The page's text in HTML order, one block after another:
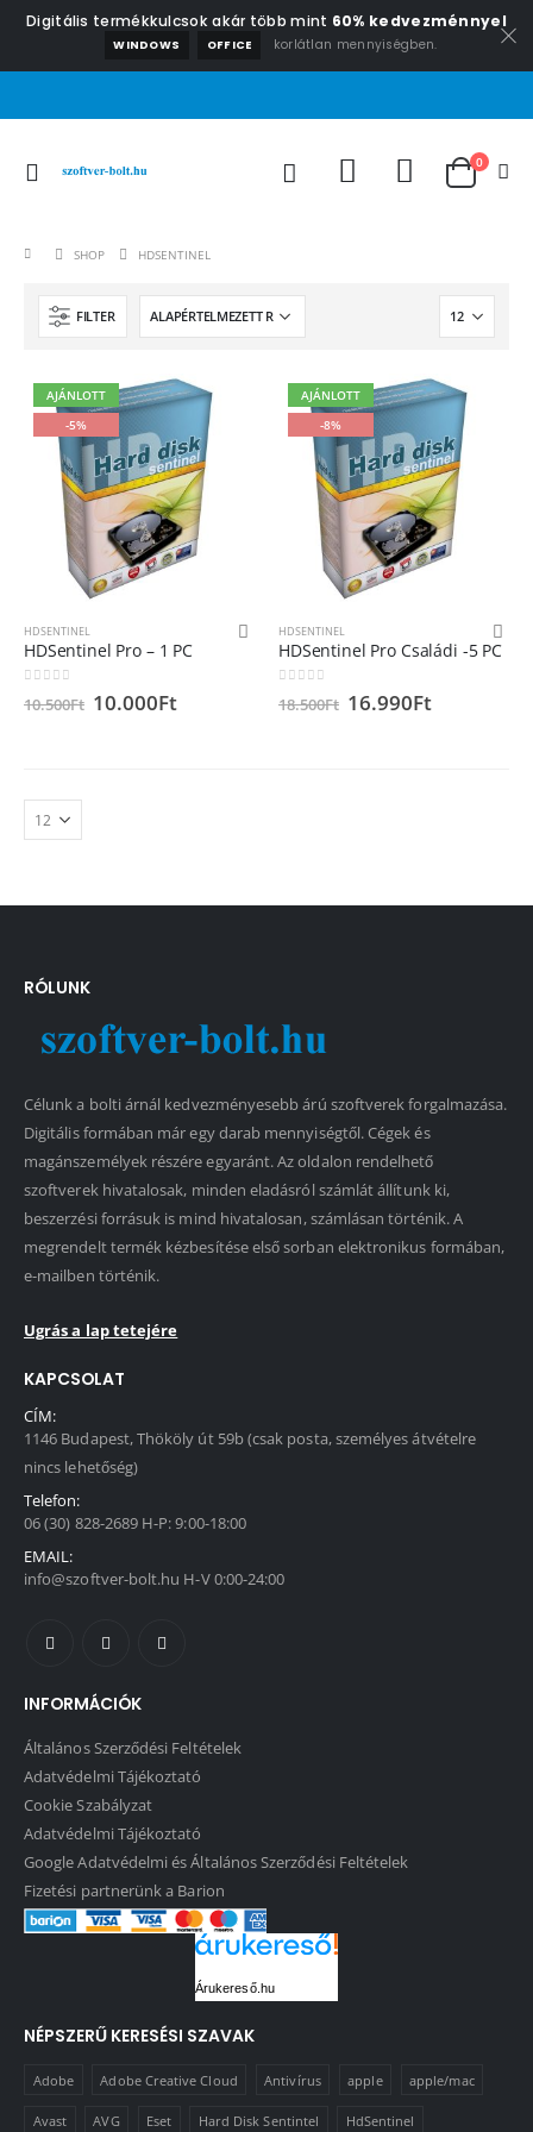
Digitális termékkulcsok akár több mint 60% kedvezménnyel
WINDOWS OFFICE korlátlan mennyiségben.
0
SHOP HDSENTINEL
FILTER
AJÁNLOTT
-5%
HDSENTINEL
HDSentinel Pro – 1 PC
10.500Ft 10.000Ft
AJÁNLOTT
-8%
HDSENTINEL
HDSentinel Pro Családi -5 PC
18.500Ft 16.990Ft
RÓLUNK
Célunk a bolti árnál kedvezményesebb árú szoftverek forgalmazása.
Digitális formában már egy darab mennyiségtől. Cégek és
magánszemélyek részére egyaránt. Az oldalon rendelhető
szoftverek hivatalosak, minden eladásról számlát állítunk ki,
beszerzési forrásuk is mind hivatalosan, számlásan történik. A
megrendelt termék kézbesítése első sorban elektronikus formában,
e-mailben történik.
Ugrás a lap tetejére
KAPCSOLAT
CÍM:
1146 Budapest, Thököly út 59b (csak posta, személyes átvételre
nincs lehetőség)
Telefon:
06 (30) 828-2689 H-P: 9:00-18:00
EMAIL:
info@szoftver-bolt.hu H-V 0:00-24:00
INFORMÁCIÓK
Általános Szerződési Feltételek
Adatvédelmi Tájékoztató
Cookie Szabályzat
Adatvédelmi Tájékoztató
Google Adatvédelmi és Általános Szerződési Feltételek
Fizetési partnerünk a Barion
Árukereső.hu
NÉPSZERŰ KERESÉSI SZAVAK
Adobe Adobe Creative Cloud Antivírus apple apple/mac
Avast AVG Eset Hard Disk Sentintel HdSentinel